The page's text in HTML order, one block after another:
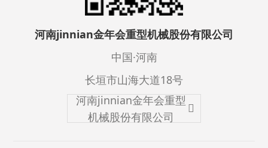
河南jinnian金年会重型机械股份有限公司
中国·河南
长垣市山海大道18号
河南jinnian金年会重型
机械股份有限公司